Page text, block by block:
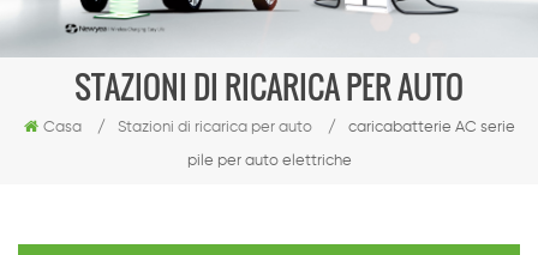
STAZIONI DI RICARICA PER AUTO
Casa / Stazioni di ricarica per auto / caricabatterie AC serie
pile per auto elettriche